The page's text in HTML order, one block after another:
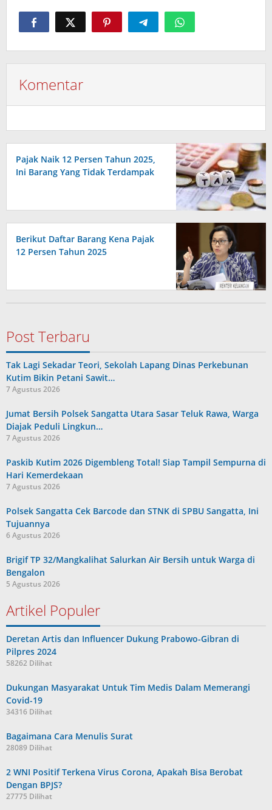
Komentar
Pajak Naik 12 Persen Tahun 2025,
Ini Barang Yang Tidak Terdampak
Berikut Daftar Barang Kena Pajak
12 Persen Tahun 2025
Post Terbaru
Tak Lagi Sekadar Teori, Sekolah Lapang Dinas Perkebunan
Kutim Bikin Petani Sawit…
7 Agustus 2026
Jumat Bersih Polsek Sangatta Utara Sasar Teluk Rawa, Warga
Diajak Peduli Lingkun…
7 Agustus 2026
Paskib Kutim 2026 Digembleng Total! Siap Tampil Sempurna di
Hari Kemerdekaan
7 Agustus 2026
Polsek Sangatta Cek Barcode dan STNK di SPBU Sangatta, Ini
Tujuannya
6 Agustus 2026
Brigif TP 32/Mangkalihat Salurkan Air Bersih untuk Warga di
Bengalon
5 Agustus 2026
Artikel Populer
Deretan Artis dan Influencer Dukung Prabowo-Gibran di
Pilpres 2024
58262 Dilihat
Dukungan Masyarakat Untuk Tim Medis Dalam Memerangi
Covid-19
34316 Dilihat
Bagaimana Cara Menulis Surat
28089 Dilihat
2 WNI Positif Terkena Virus Corona, Apakah Bisa Berobat
Dengan BPJS?
27775 Dilihat